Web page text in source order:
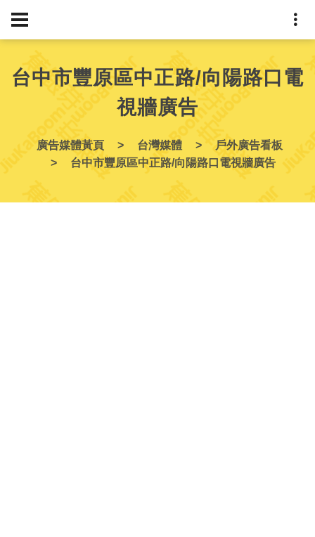
台中市豐原區中正路/向陽路口電
視牆廣告
廣告媒體黃頁 台灣媒體
戶外廣告看板
台中市豐原區中正路/向陽路口電視牆廣告